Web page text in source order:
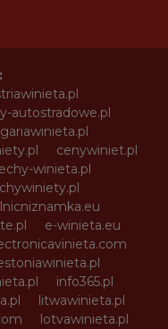
autostradowe.pl
cenywiniet.pl
winieta.pl
e-winieta.eu
info365.pl
litwawinieta.pl
lotvawinieta.pl